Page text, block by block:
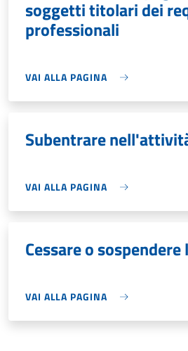
soggetti titolari dei
professionali
VAI ALLA PAGINA
Subentrare
VAI ALLA PAGINA
Cessare o
VAI ALLA PAGINA